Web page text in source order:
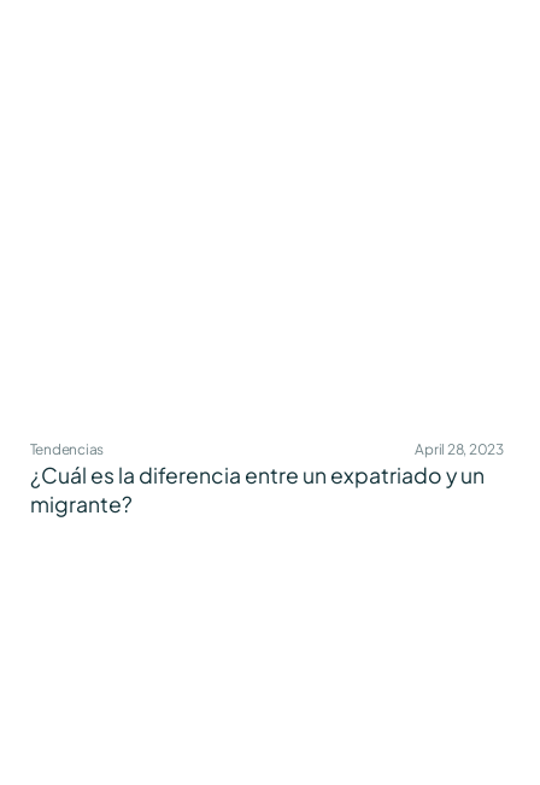
Tendencias April 28, 2023
¿Cuál es la diferencia entre un expatriado y un
migrante?